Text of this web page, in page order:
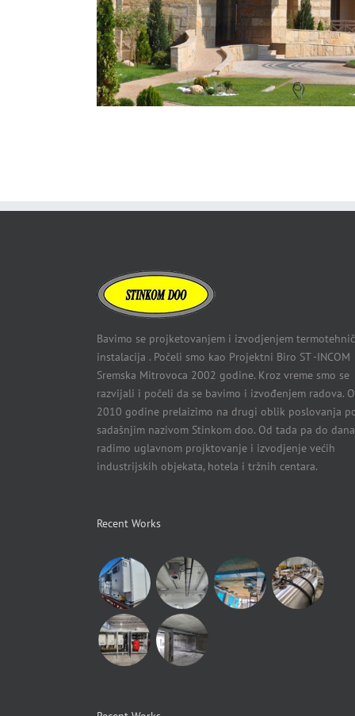
Bavimo se projketovanjem i izvodjenjem
instalacija . Počeli smo kao Projektni Biro ST -INCOM
Sremska Mitrovoca 2002 godine. Kroz vreme smo se
razvijali i počeli da se bavimo i izvođenjem radova.
2010 godine prelaizimo na drugi oblik poslovanja
sadašnjim nazivom Stinkom doo. Od tada pa do
radimo uglavnom projktovanje i izvodjenje većih
industrijskih objekata, hotela i tržnih centara.
Recent Works